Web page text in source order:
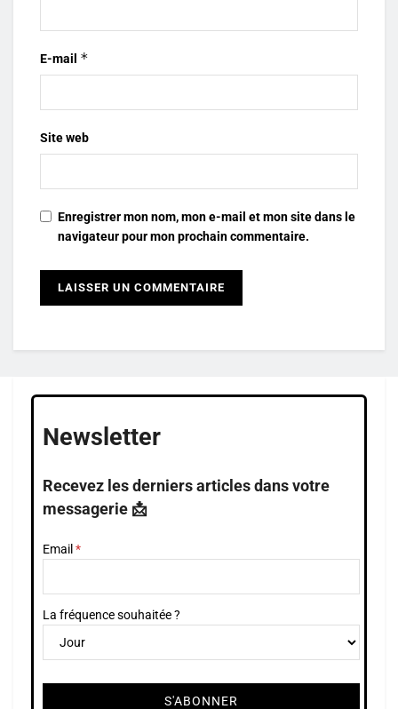
E-mail *
Site web
Enregistrer mon nom, mon e-mail et mon site dans le
navigateur pour mon prochain commentaire.
Newsletter
Recevez les derniers articles dans votre
messagerie 📩
Email
La fréquence souhaitée ?